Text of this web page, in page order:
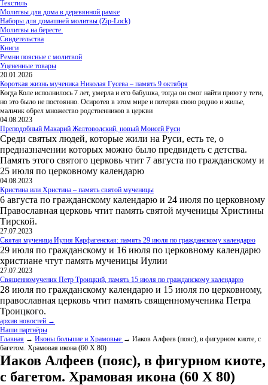
Текстиль
Молитвы для дома в деревянной рамке
Наборы для домашней молитвы (Zip-Lock)
Молитвы на бересте.
Свидетельства
Книги
Ремни поясные с молитвой
Уцененные товары
20.01.2026
Короткая жизнь мученика Николая Гусева – память 9 октября
Когда Коле исполнилось 7 лет, умерла и его бабушка, тогда он смог найти приют у тети,
но это было не постоянно. Осиротев в этом мире и потеряв свою родню и жилье,
мальчик обрел множество родственников в церкви
04.08.2023
Преподобный Макарий Желтоводский, новый Моисей Руси
Среди святых людей, которые жили на Руси, есть те, о
предназначении которых можно было предвидеть с детства.
Память этого святого церковь чтит 7 августа по гражданскому и
25 июля по церковному календарю
04.08.2023
Кристина или Христина – память святой мученицы
6 августа по гражданскому календарю и 24 июля по церковному
Православная церковь чтит память святой мученицы Христины
Тирской.
27.07.2023
Святая мученица Иулия Карфагенская: память 29 июля по гражданскому календарю
29 июля по гражданскому и 16 июля по церковному календарю
христиане чтут память мученицы Иулии
27.07.2023
Священномученик Петр Троицкий, память 15 июля по гражданскому календарю
28 июля по гражданскому календарю и 15 июля по церковному,
православная церковь чтит память священномученика Петра
Троицкого.
архив новостей →
Наши партнёры
Главная → Иконы большие и Храмовые → Иаков Алфеев (пояс), в фигурном киоте, с
багетом. Храмовая икона (60 Х 80)
Иаков Алфеев (пояс), в фигурном киоте,
с багетом. Храмовая икона (60 Х 80)